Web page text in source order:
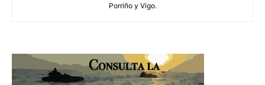
Porriño y Vigo.